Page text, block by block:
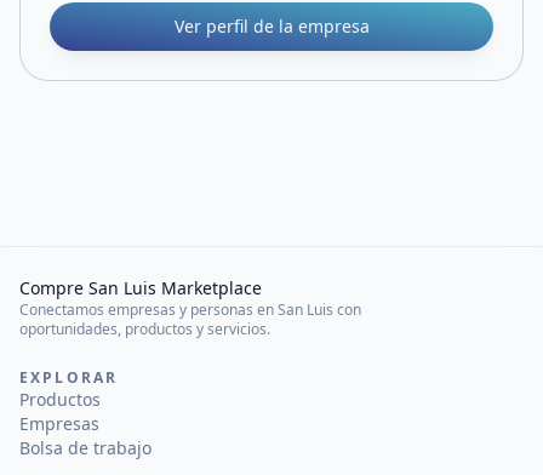
Ver perfil de la empresa
Compre San Luis Marketplace
Conectamos empresas y personas en San Luis con
oportunidades, productos y servicios.
EXPLORAR
Productos
Empresas
Bolsa de trabajo